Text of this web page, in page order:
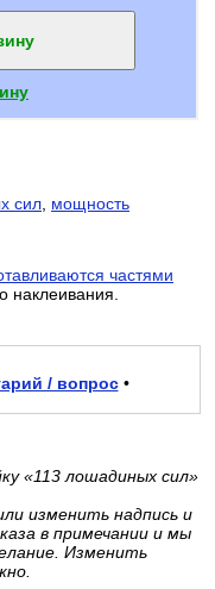
сил мощность
частями
наклеивания.
/ вопрос•
«113 лошадиных сил»
изменить надпись и
в примечании и мы
Изменить